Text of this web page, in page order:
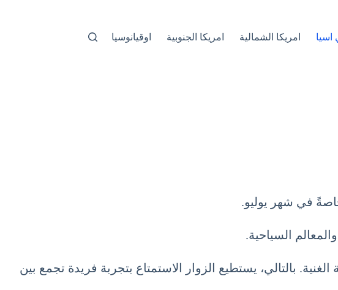
اسيا امريكا الشمالية امريكا الجنوبية اوقيانوسيا
خاصةً في شهر يوليو.
السياحية.
بالتالي، يستطيع الزوار الاستمتاع بتجربة فريدة تجمع بين